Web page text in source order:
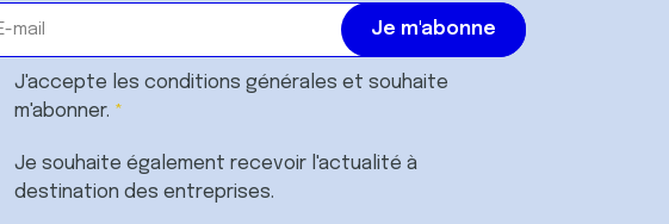
J'accepte les conditions générales et souhaite
m'abonner.
Je souhaite également recevoir l'actualité à
destination des entreprises.